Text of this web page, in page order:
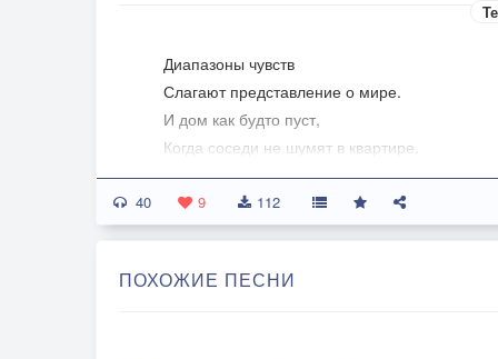
Диапазоны чувств
Слагают представление о мире.
И дом как будто пуст,
Когда соседи не шумят в квартире.
Впитав ученья свет -
Что было новым спряталось под кожей.
И выглядит как бред,
40 9 112
ПОХОЖИЕ ПЕСНИ